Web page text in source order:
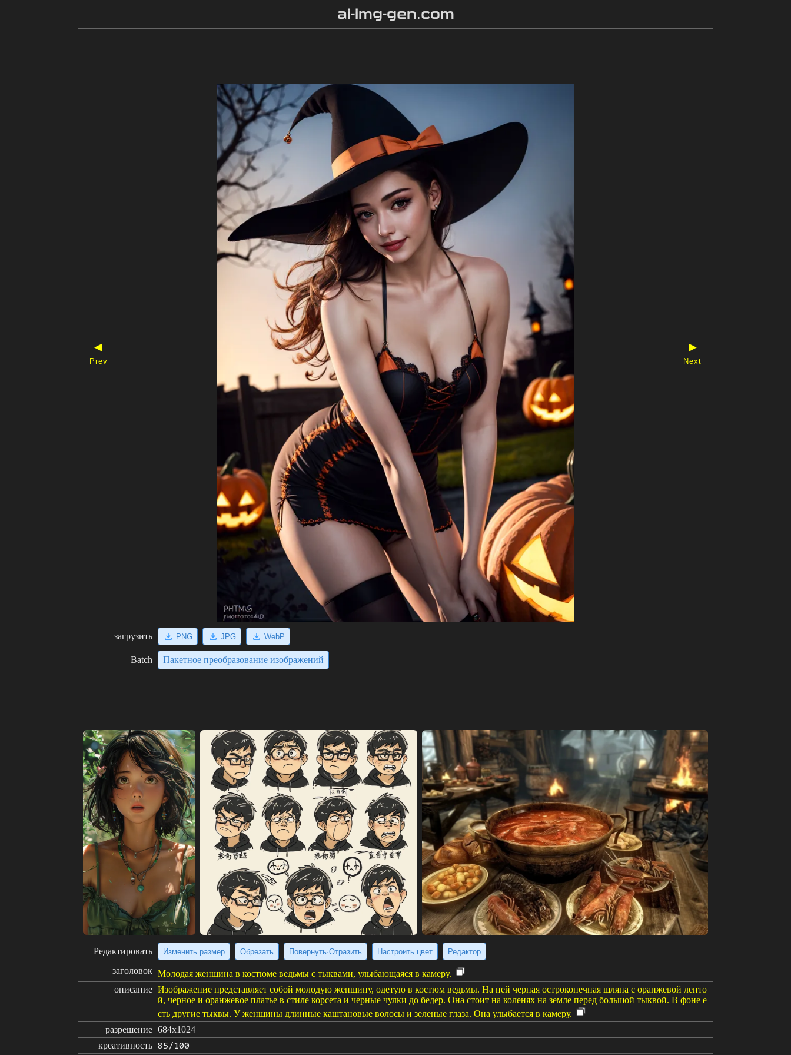
ai-img-gen.com
◀
Prev
▶
Next
загрузить PNG JPG WebP
Batch Пакетное преобразование изображений
Редактировать Изменить размер Обрезать Повернуть·Отразить Настроить цвет Редактор
заголовок Молодая женщина в костюме ведьмы с тыквами, улыбающаяся в камеру.
описание Изображение представляет собой молодую женщину, одетую в костюм ведьмы. На ней черная остроконечная шляпа с оранжевой ленто
й, черное и оранжевое платье в стиле корсета и черные чулки до бедер. Она стоит на коленях на земле перед большой тыквой. В фоне е
сть другие тыквы. У женщины длинные каштановые волосы и зеленые глаза. Она улыбается в камеру.
разрешение 684x1024
креативность 85/100